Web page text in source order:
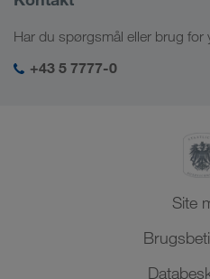
Brancheløsninger
Kaukasus
Centralasien
Mellemøsten
Socialt ansvar
SHEQ-management
Har du spørgsmål eller brug for
+43 5 7777-0
Site